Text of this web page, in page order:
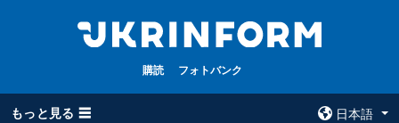
購読 フォトバンク
もっと見る ☰
日本語